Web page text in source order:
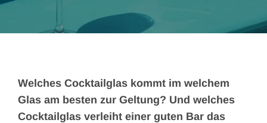
Welches Cocktailglas kommt im welchem
Glas am besten zur Geltung? Und welches
Cocktailglas verleiht einer guten Bar das